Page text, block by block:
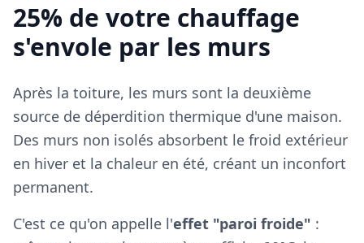
25% de votre chauffage
s'envole par les murs
Après la toiture, les murs sont la deuxième
source de déperdition thermique d'une maison.
Des murs non isolés absorbent le froid extérieur
en hiver et la chaleur en été, créant un inconfort
permanent.
C'est ce qu'on appelle l'effet "paroi froide" :